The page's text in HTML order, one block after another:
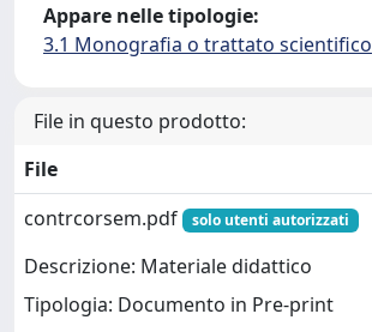
Appare nelle tipologie:
3.1 Monografia o trattato scientifico
File in questo prodotto:
File
contrcorsem.pdf
solo utenti autorizzati
Descrizione: Materiale didattico
Tipologia: Documento in Pre-print